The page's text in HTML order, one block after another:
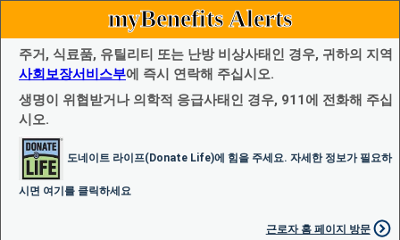
myBenefits Alerts
주거, 식료품, 유틸리티 또는 난방 비상사태인 경우, 귀하의 지역
사회보장서비스부에 즉시 연락해 주십시오.
생명이 위협받거나 의학적 응급사태인 경우, 911에 전화해 주십
시오.
도네이트 라이프(Donate Life)에 힘을 주세요. 자세한 정보가 필요하
시면 여기를 클릭하세요
근로자 홈 페이지 방문